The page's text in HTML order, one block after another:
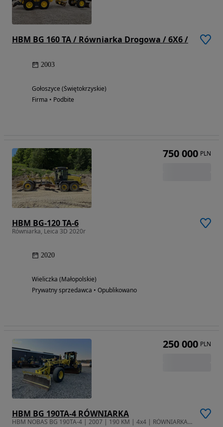
HBM BG 160 TA / Równiarka Drogowa / 6X6 /
2003
Gołoszyce (Świętokrzyskie)
Firma • Podbite
HBM BG-120 TA-6
Równiarka, Leica 3D 2020r
2020
Wieliczka (Małopolskie)
Prywatny sprzedawca • Opublikowano
750 000 PLN
HBM BG 190TA-4 RÓWNIARKA
HBM NOBAS BG 190TA-4 | 2007 | 190 KM | 4x4 | RÓWNIARKA DROGOWA | NIEMI
250 000 PLN